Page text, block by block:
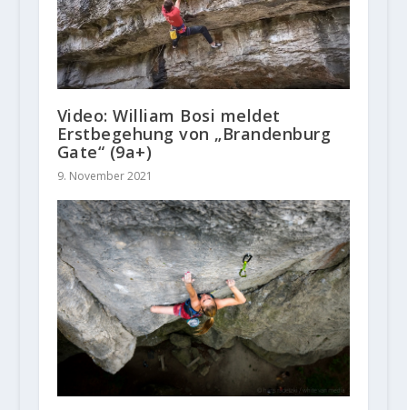
Video: William Bosi meldet
Erstbegehung von „Brandenburg
Gate“ (9a+)
9. November 2021